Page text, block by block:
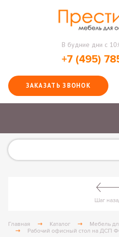
В будние дни с
+7 (495)
ЗАКАЗАТЬ ЗВОНОК
Шаг
Главная Каталог Мебель
Рабочий офисный стол на ДСП